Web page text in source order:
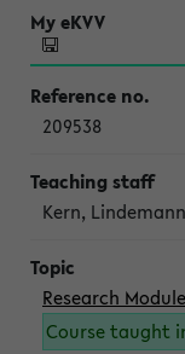
209538
Kern, Lindemann
Research
Course taught